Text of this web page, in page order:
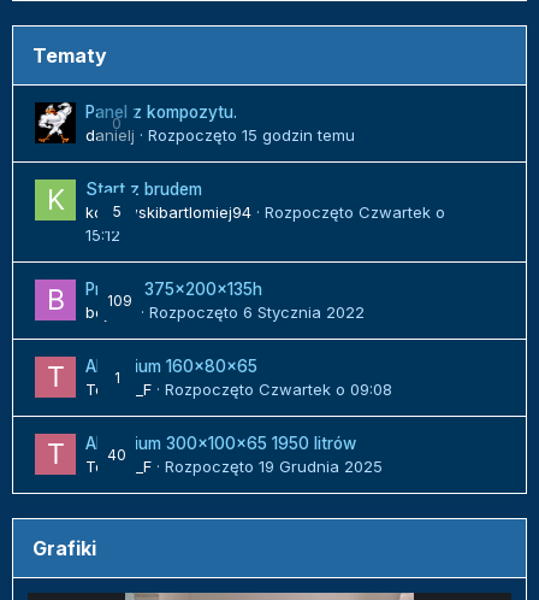
Tematy
0
Panel z kompozytu.
danielj · Rozpoczęto 15 godzin temu
5
Start z brudem
kozlowskibartlomiej94 · Rozpoczęto Czwartek o
15:12
109
Projekt 375x200x135h
bojack
· Rozpoczęto 6 Stycznia 2022
1
Akwarium 160x80x65
Tomek_F · Rozpoczęto Czwartek o 09:08
40
Akwarium 300x100x65 1950 litrów
Tomek_F · Rozpoczęto 19 Grudnia 2025
Grafiki